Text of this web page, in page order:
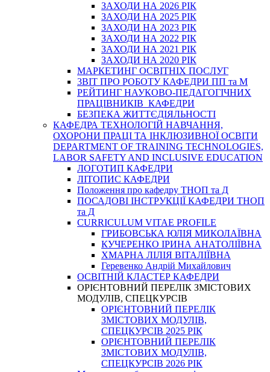
ЗАХОДИ НА 2026 РІК
ЗАХОДИ НА 2025 РІК
ЗАХОДИ НА 2023 РІК
ЗАХОДИ НА 2022 РІК
ЗАХОДИ НА 2021 РІК
ЗАХОДИ НА 2020 РІК
МАРКЕТИНГ ОСВІТНІХ ПОСЛУГ
3BIT ПРО РОБОТУ КАФЕДРИ ПП та М
РЕЙТИНГ НАУКОВО-ПЕДАГОГІЧНИХ
ПРАЦІВНИКІВ КАФЕДРИ
БЕЗПЕКА ЖИТТЄДІЯЛЬНОСТІ
КАФЕДРА ТЕХНОЛОГІЙ НАВЧАННЯ,
ОХОРОНИ ПРАЦІ ТА ІНКЛЮЗИВНОЇ ОСВІТИ
DEPARTMENT OF TRAINING TECHNOLOGIES,
LABOR SAFETY AND INCLUSIVE EDUCATION
ЛОГОТИП КАФЕДРИ
ЛІТОПИС КАФЕДРИ
Положення про кафедру ТНОП та Д
ПОСАДОВІ ІНСТРУКЦІЇ КАФЕДРИ ТНОП
та Д
CURRICULUM VITAE PROFILE
ГРИБОВСЬКА ЮЛІЯ МИКОЛАЇВНА
КУЧЕРЕНКО ІРИНА АНАТОЛІЇВНА
ХМАРНА ЛІЛІЯ ВІТАЛІЇВНА
Геревенко Андрій Михайлович
ОСВІТНІЙ КЛАСТЕР КАФЕДРИ
ОРІЄНТОВНИЙ ПЕРЕЛІК ЗМІСТОВИХ
МОДУЛІВ, СПЕЦКУРСІВ
ОРІЄНТОВНИЙ ПЕРЕЛІК
ЗМІСТОВИХ МОДУЛІВ,
СПЕЦКУРСІВ 2025 РІК
ОРІЄНТОВНИЙ ПЕРЕЛІК
ЗМІСТОВИХ МОДУЛІВ,
СПЕЦКУРСІВ 2026 РІК